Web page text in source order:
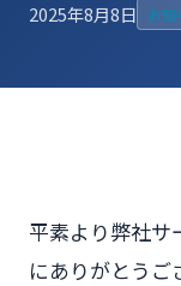
2025年8月8日 お知
平素より弊社サ
にありがとうご